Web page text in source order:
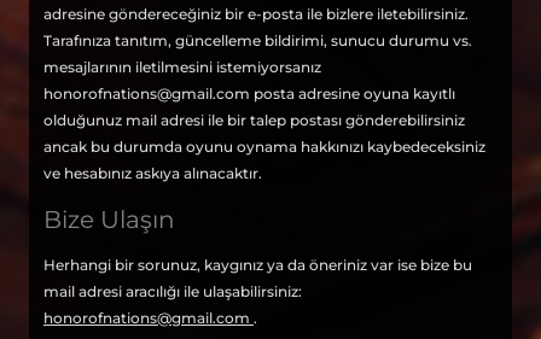
adresine göndereceğiniz bir e-posta ile bizlere iletebilirsiniz.
Tarafınıza tanıtım, güncelleme bildirimi, sunucu durumu vs.
mesajlarının iletilmesini istemiyorsanız
honorofnations@gmail.com posta adresine oyuna kayıtlı
olduğunuz mail adresi ile bir talep postası gönderebilirsiniz
ancak bu durumda oyunu oynama hakkınızı kaybedeceksiniz
ve hesabınız askıya alınacaktır.
Bize Ulaşın
Herhangi bir sorunuz, kaygınız ya da öneriniz var ise bize bu
mail adresi aracılığı ile ulaşabilirsiniz:
honorofnations@gmail.com .